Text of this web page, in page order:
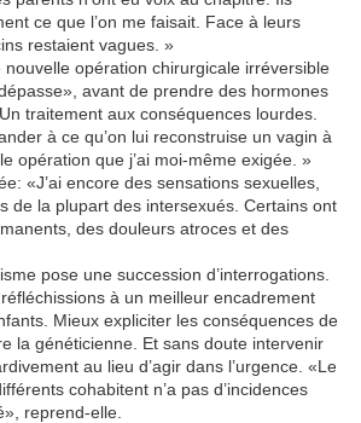
ce que l’on me faisait. Face à leurs
restaient vagues. »
nouvelle opération chirurgicale irréversible
avant de prendre des hormones
traitement aux conséquences lourdes.
à ce qu’on lui reconstruise un vagin à
opération que j’ai moi-même exigée. »
«J’ai encore des sensations sexuelles,
de la plupart des intersexués. Certains ont
des douleurs atroces et des
pose une succession d’interrogations.
à un meilleur encadrement
Mieux expliciter les conséquences de
la généticienne. Et sans doute intervenir
au lieu d’agir dans l’urgence. «Le
cohabitent n’a pas d’incidences
reprend-elle.